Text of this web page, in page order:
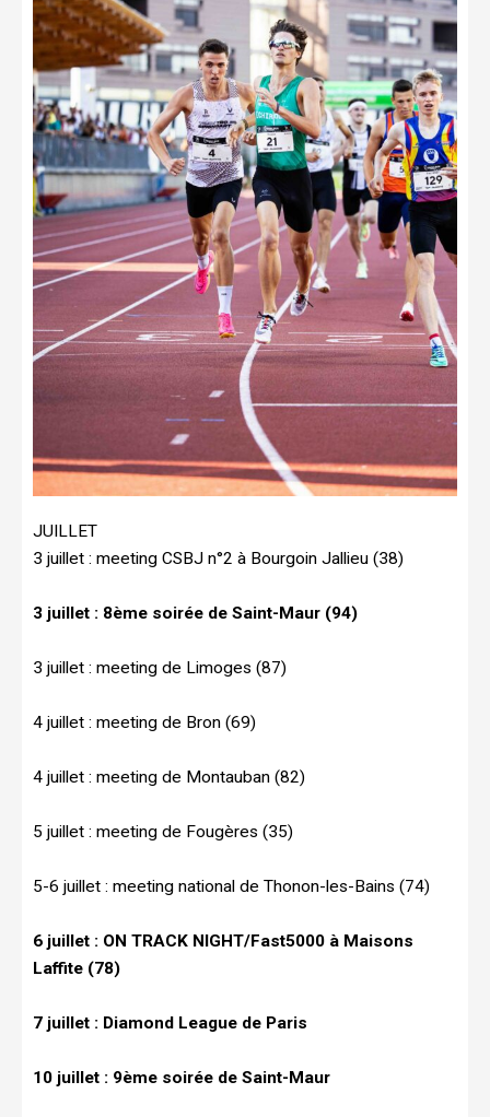
JUILLET
3 juillet : meeting CSBJ n°2 à Bourgoin Jallieu (38)
3 juillet : 8ème soirée de Saint-Maur (94)
3 juillet : meeting de Limoges (87)
4 juillet : meeting de Bron (69)
4 juillet : meeting de Montauban (82)
5 juillet : meeting de Fougères (35)
5-6 juillet : meeting national de Thonon-les-Bains (74)
6 juillet : ON TRACK NIGHT/Fast5000 à Maisons
Laffite (78)
7 juillet : Diamond League de Paris
10 juillet : 9ème soirée de Saint-Maur